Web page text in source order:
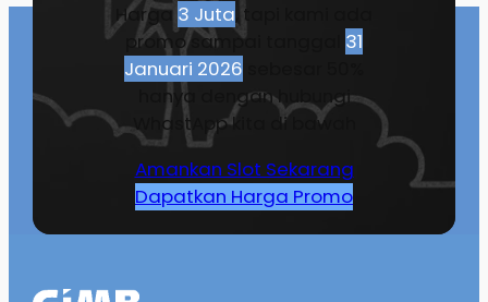
Harga 3 Juta , tapi kami ada
promo sampai tanggal 31
Januari 2026
hanya dengan hubungi
WhastApp kita di bawah
Amankan Slot Sekarang
Dapatkan Harga Promo